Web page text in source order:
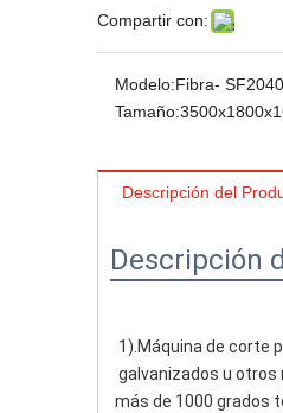
Compartir con:
Modelo:Fibra- SF2040
Tamaño:
Descripción del
Descripción
1).Máquina de corte
galvanizados u otros
más de 1000 grados